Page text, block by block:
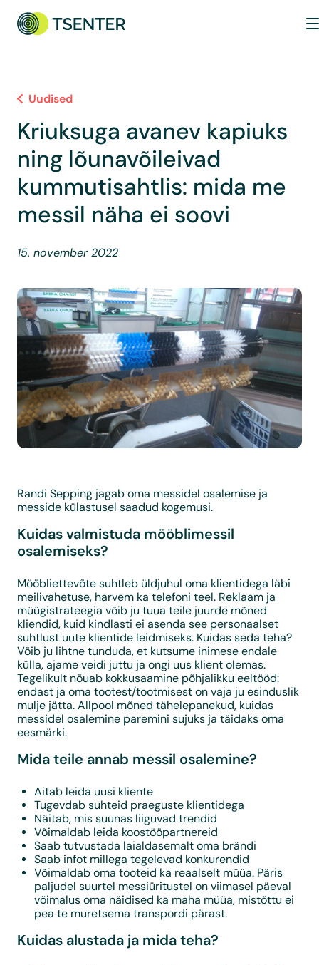
Uudised
Kriuksuga avanev kapiuks
ning lõunavõileivad
kummutisahtlis: mida me
messil näha ei soovi
15. november 2022
Randi Sepping jagab oma messidel osalemise ja
messide külastusel saadud kogemusi.
Kuidas valmistuda mööblimessil
osalemiseks?
Mööbliettevõte suhtleb üldjuhul oma klientidega läbi
meilivahetuse, harvem ka telefoni teel. Reklaam ja
müügistrateegia võib ju tuua teile juurde mõned
kliendid, kuid kindlasti ei asenda see personaalset
suhtlust uute klientide leidmiseks. Kuidas seda teha?
Võib ju lihtne tunduda, et kutsume inimese endale
külla, ajame veidi juttu ja ongi uus klient olemas.
Tegelikult nõuab kokkusaamine põhjalikku eeltööd:
endast ja oma tootest/tootmisest on vaja ju esinduslik
mulje jätta. Allpool mõned tähelepanekud, kuidas
messidel osalemine paremini sujuks ja täidaks oma
eesmärki.
Mida teile annab messil osalemine?
Aitab leida uusi kliente
Tugevdab suhteid praeguste klientidega
Näitab, mis suunas liiguvad trendid
Võimaldab leida koostööpartnereid
Saab tutvustada laialdasemalt oma brändi
Saab infot millega tegelevad konkurendid
Võimaldab oma tooteid ka reaalselt müüa. Päris
paljudel suurtel messiüritustel on viimasel päeval
võimalus oma näidised ka maha müüa, mistõttu ei
pea te muretsema transpordi pärast.
Kuidas alustada ja mida teha?